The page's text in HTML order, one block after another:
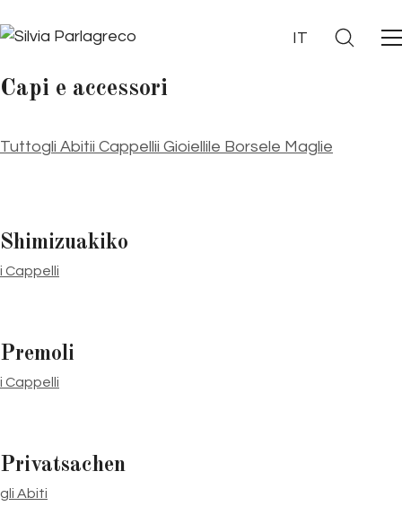
IT
Capi e accessori
Tuttogli Abitii Cappellii Gioiellile Borsele Maglie
Shimizuakiko
i Cappelli
Premoli
i Cappelli
Privatsachen
gli Abiti